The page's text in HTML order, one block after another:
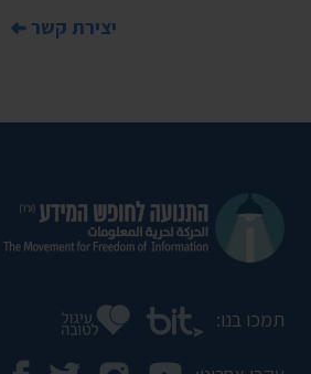
יצירת קשר
תמכו בנו: